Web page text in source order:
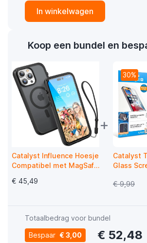
In winkelwagen
Koop een bundel en
Catalyst Influence Hoesje
Compatibel met MagSafe
€ 45,49
+
30%
Catalyst
Glass
Pro Max
€ 9,99
Totaalbedrag voor bundel
Bespaar € 3,00 € 52,48